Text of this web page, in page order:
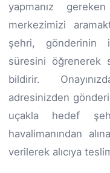
yapmanız
merkezimizi
şehri, gönderinin
süresini öğrenerek
bildirir.
adresinizden gönderi
uçakla hedef
havalimanından
verilerek alıcıya